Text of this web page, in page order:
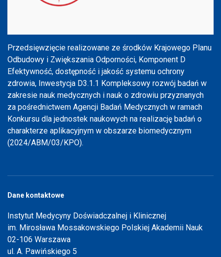
Przedsięwzięcie realizowane ze środków Krajowego Planu
Odbudowy i Zwiększania Odporności, Komponent D
Efektywność, dostępność i jakość systemu ochrony
zdrowia, Inwestycja D3.1.1 Kompleksowy rozwój badań w
zakresie nauk medycznych i nauk o zdrowiu przyznanych
za pośrednictwem Agencji Badań Medycznych w ramach
Konkursu dla jednostek naukowych na realizację badań o
charakterze aplikacyjnym w obszarze biomedycznym
(2024/ABM/03/KPO).
Dane kontaktowe
Instytut Medycyny Doświadczalnej i Klinicznej
im. Mirosława Mossakowskiego Polskiej Akademii Nauk
02-106 Warszawa
ul. A. Pawińskiego 5